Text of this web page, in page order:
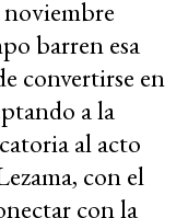
noviembre
barren esa
convertirse en
a la
al acto
con el
con la